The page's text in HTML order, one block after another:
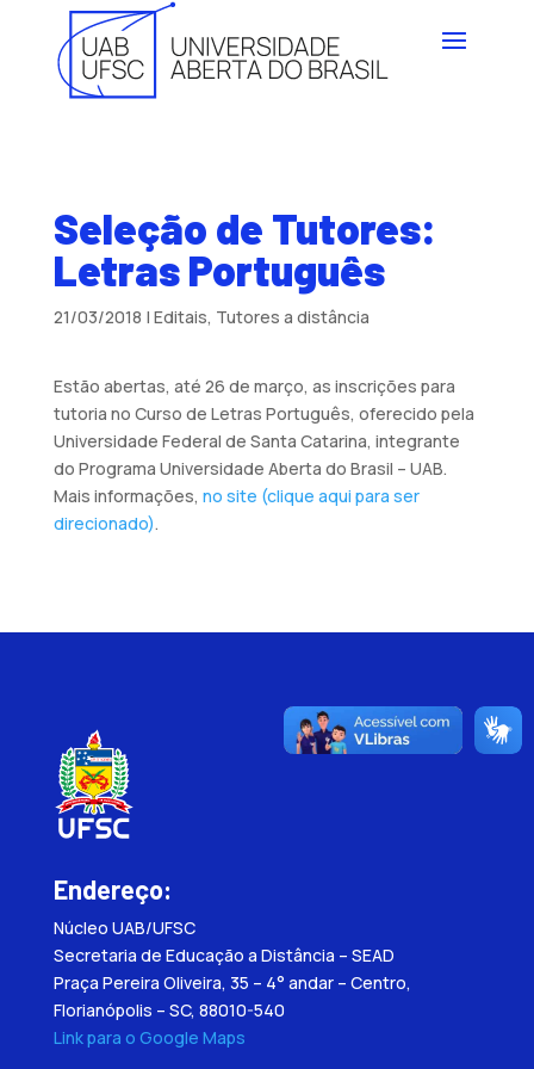
Seleção de Tutores:
Letras Português
21/03/2018 | Editais, Tutores a distância
Estão abertas, até 26 de março, as inscrições para
tutoria no Curso de Letras Português, oferecido pela
Universidade Federal de Santa Catarina, integrante
do Programa Universidade Aberta do Brasil – UAB.
Mais informações, no site (clique aqui para ser
direcionado).
Endereço:
Núcleo UAB/UFSC
Secretaria de Educação a Distância – SEAD
Praça Pereira Oliveira, 35 – 4° andar – Centro,
Florianópolis – SC, 88010-540
Link para o Google Maps